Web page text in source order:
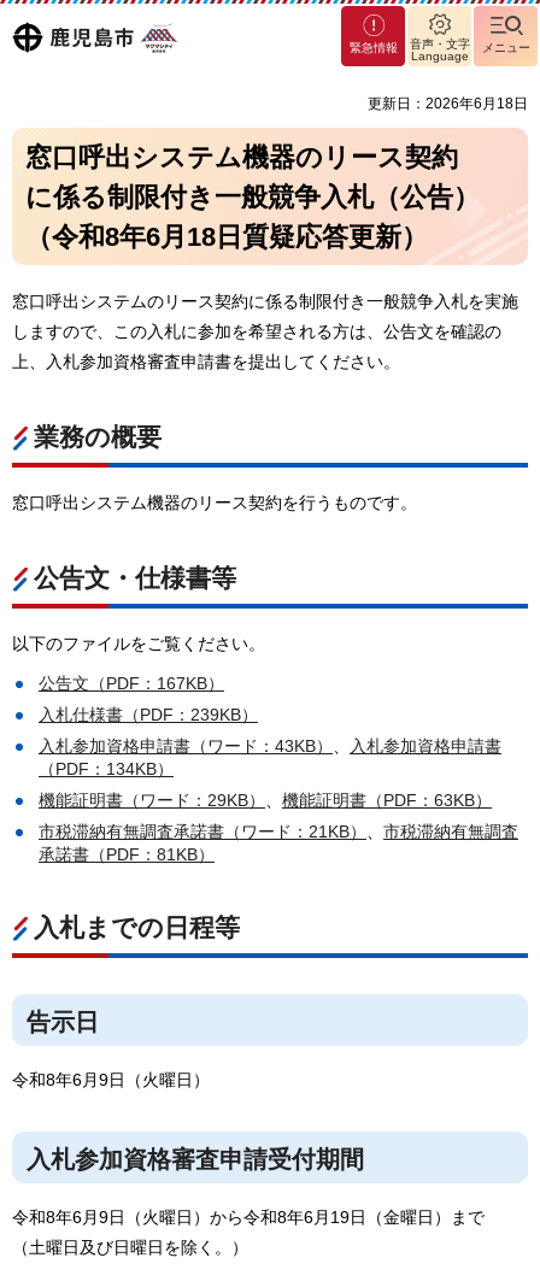
鹿児島
マグ
マシ
緊急情報
音声・文字
Language
メニュー
更新日：2026年6月18日
窓口呼出システム機器のリース契約
に係る制限付き一般競争入札（公告）
（令和8年6月18日質疑応答更新）
窓口呼出システムのリース契約に係る制限付き一般競争入札を実施
しますので、この入札に参加を希望される方は、公告文を確認の
上、入札参加資格審査申請書を提出してください。
業務の概要
窓口呼出システム機器のリース契約を行うものです。
公告文・仕様書等
以下のファイルをご覧ください。
公告文（PDF：167KB）
入札仕様書（PDF：239KB）
入札参加資格申請書（ワード：43KB） 、
入札参加資格申請書
（PDF：134KB）
機能証明書（ワード：29KB） 、 機能証明書（PDF：63KB）
市税滞納有無調査承諾書（ワード：21KB） 、 市税滞納有無調査
承諾書（PDF：81KB）
入札までの日程等
告示日
令和8年6月9日（火曜日）
入札参加資格審査申請受付期間
令和8年6月9日（火曜日）から令和8年6月19日（金曜日）まで
（土曜日及び日曜日を除く。）